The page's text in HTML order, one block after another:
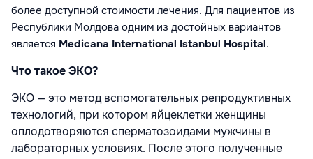
более доступной стоимости лечения. Для пациентов из
Республики Молдова одним из достойных вариантов
является Medicana International Istanbul Hospital.
Что такое ЭКО?
ЭКО — это метод вспомогательных репродуктивных
технологий, при котором яйцеклетки женщины
оплодотворяются сперматозоидами мужчины в
лабораторных условиях. После этого полученные